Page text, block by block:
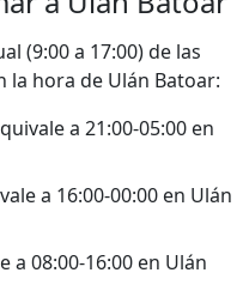
(9:00 a 17:00) de las
la hora de Ulán Batoar:
a 21:00-05:00 en
a 16:00-00:00 en Ulán
a 08:00-16:00 en Ulán